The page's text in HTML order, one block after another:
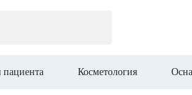
Косметология